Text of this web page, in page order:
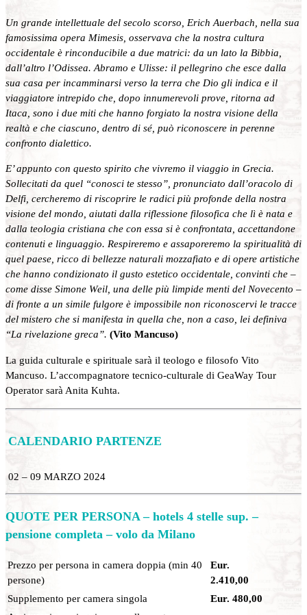
Un grande intellettuale del secolo scorso, Erich Auerbach, nella sua
famosissima opera Mimesis, osservava che la nostra cultura
occidentale è rinconducibile a due matrici: da un lato la Bibbia,
dall’altro l’Odissea. Abramo e Ulisse: il pellegrino che esce dalla
sua casa per incamminarsi verso la terra che Dio gli indica e il
viaggiatore intrepido che, dopo innumerevoli prove, ritorna ad
Itaca, sono i due miti che hanno forgiato la nostra visione della
realtà e che ciascuno, dentro di sé, può riconoscere in perenne
confronto dialettico.
E’ appunto con questo spirito che vivremo il viaggio in Grecia.
Sollecitati da quel “conosci te stesso”, pronunciato dall’oracolo di
Delfi, cercheremo di riscoprire le radici più profonde della nostra
visione del mondo, aiutati dalla riflessione filosofica che lì è nata e
dalla teologia cristiana che con essa si è confrontata, accettandone
contenuti e linguaggio. Respireremo e assaporeremo la spiritualità di
quel paese, ricco di bellezze naturali mozzafiato e di opere artistiche
che hanno condizionato il gusto estetico occidentale, convinti che –
come disse Simone Weil, una delle più limpide menti del Novecento –
di fronte a un simile fulgore è impossibile non riconoscervi le tracce
del mistero che si manifesta in quella che, non a caso, lei definiva
“La rivelazione greca”. (Vito Mancuso)
La guida culturale e spirituale sarà il teologo e filosofo Vito
Mancuso. L’accompagnatore tecnico-culturale di GeaWay Tour
Operator sarà Anita Kuhta.
CALENDARIO PARTENZE
02 – 09 MARZO 2024
QUOTE PER PERSONA – hotels 4 stelle sup. –
pensione completa – volo da Milano
Prezzo per persona in camera doppia (min 40
persone)
Eur.
2.410,00
Supplemento per camera singola
Eur. 480,00